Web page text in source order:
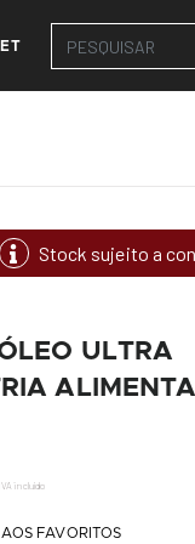
Stock sujeito a
ULTRA
IVA incluído
FAVORITOS